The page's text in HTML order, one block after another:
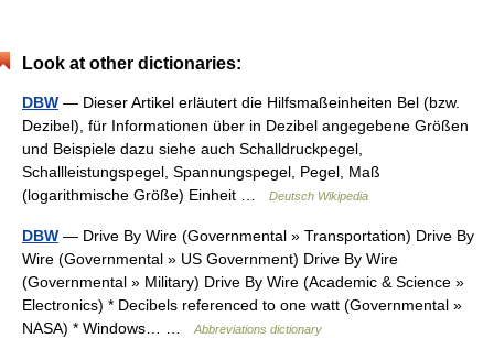
Look at other dictionaries:
DBW — Dieser Artikel erläutert die Hilfsmaßeinheiten Bel (bzw.
Dezibel), für Informationen über in Dezibel angegebene Größen
und Beispiele dazu siehe auch Schalldruckpegel,
Schallleistungspegel, Spannungspegel, Pegel, Maß
(logarithmische Größe) Einheit …
Deutsch Wikipedia
DBW — Drive By Wire (Governmental » Transportation) Drive By
Wire (Governmental » US Government) Drive By Wire
(Governmental » Military) Drive By Wire (Academic & Science »
Electronics) * Decibels referenced to one watt (Governmental »
NASA) * Windows… …
Abbreviations dictionary